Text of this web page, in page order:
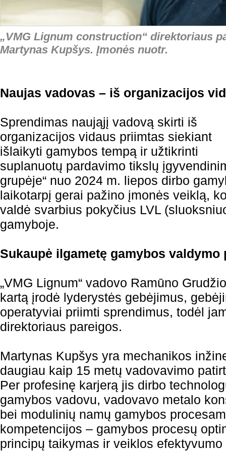
„VMG Lignum construction“ direktoriaus
Martynas Kupšys. Įmonės nuotr.
Naujas vadovas – iš organizacijos
Sprendimas naująjį vadovą skirti iš
organizacijos vidaus priimtas siekiant
išlaikyti gamybos tempą ir užtikrinti
suplanuotų pardavimo tikslų
grupėje“ nuo 2024 m. liepos dirbo
laikotarpį gerai pažino įmonės veiklą,
valdė svarbius pokyčius LVL
gamyboje.
Sukaupė ilgametę gamybos valdymo
„VMG Lignum“ vadovo Ramūno
kartą įrodė lyderystės gebėjimus,
operatyviai priimti sprendimus, todėl
direktoriaus pareigos.
Martynas Kupšys yra mechanikos
daugiau kaip 15 metų vadovavimo
Per profesinę karjerą jis dirbo
gamybos vadovu, vadovavo metalo
bei modulinių namų gamybos
kompetencijos – gamybos procesų
principų taikymas ir veiklos